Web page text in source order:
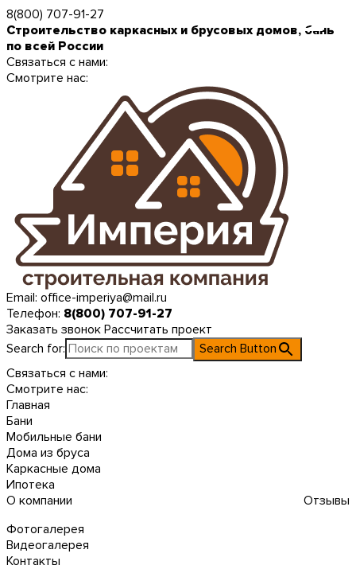
8(800) 707-91-27
Строительство каркасных и брусовых домов, бань
по всей России
Связаться с нами:
Смотрите нас:
Email: office-imperiya@mail.ru
Телефон: 8(800) 707-91-27
Заказать звонок Рассчитать проект
Search for:
Search Button
Связаться с нами:
Смотрите нас:
Главная
Бани
Мобильные бани
Дома из бруса
Каркасные дома
Ипотека
О компании
Отзывы
Фотогалерея
Видеогалерея
Контакты